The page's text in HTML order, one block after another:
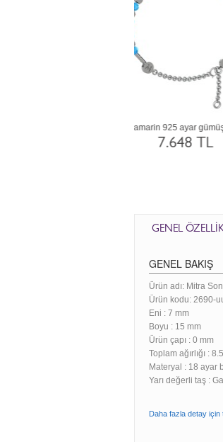
Dumanlı kuvars 14
GENEL
GENEL BAKIŞ
Ürün adı: Mitra
Ürün kodu: 2690-
Eni : 7 mm
Boyu : 15 mm
Ürün çapı : 0 mm
Toplam ağırlığı :
Materyal : 18 ayar
Yarı değerli taş :
Daha fazla detay için